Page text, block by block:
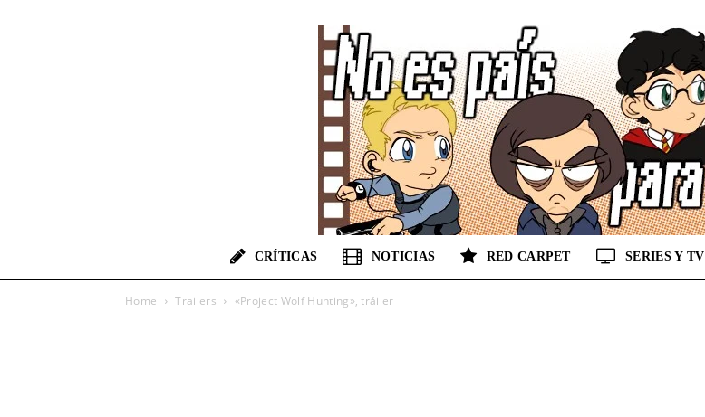
CRÍTICAS NOTICIAS RED CARPET SERIES Y TV
Home Trailers «Project Wolf Hunting», tráiler